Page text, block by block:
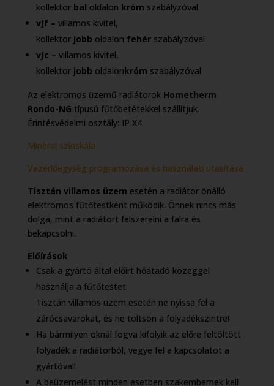
kollektor bal oldalon króm szabályzóval
vJf – villamos kivitel,
kollektor jobb oldalon fehérszabályzóval
vJc – villamos kivitel,
kollektor jobb oldalonkróm szabályzóval
Az elektromos üzemű radiátorok Hometherm
Rondo-NG típusú fűtőbetétekkel szállítjuk.
Érintésvédelmi osztály: IP X4.
Mineral színskála
Vezérlőegység programozása és használati utasítása
Tisztán villamos üzem esetén a radiátor önálló
elektromos fűtőtestként működik. Önnek nincs más
dolga, mint a radiátort felszerelni a falra és
bekapcsolni.
Előírások
Csak a gyártó által előírt hőátadó közeggel
használja a fűtőtestet.
Tisztán villamos üzem esetén ne nyissa fel a
zárócsavarokat, és ne töltsön a folyadékszintre!
Ha bármilyen oknál fogva kifolyik az előre feltöltött
folyadék a radiátorból, vegye fel a kapcsolatot a
gyártóval!
A beüzemelést minden esetben szakembernek kell